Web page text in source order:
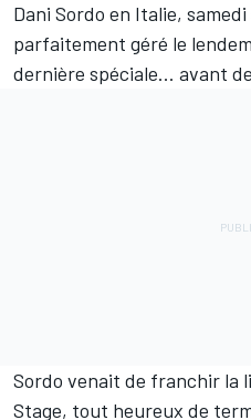
Dani Sordo en Italie,
parfaitement géré le
dernière spéciale... avant
Sordo venait de franchir la
Stage, tout heureux de